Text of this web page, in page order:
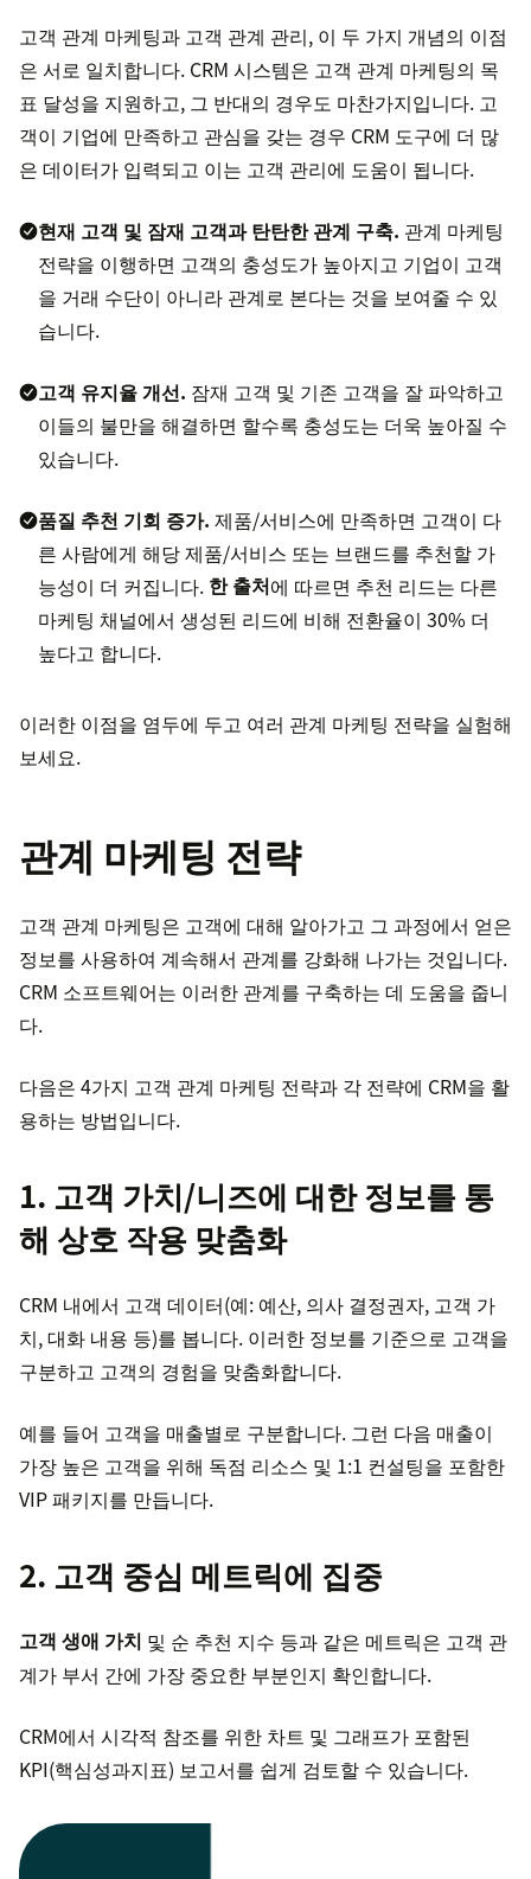
고객 관계 마케팅과 고객 관계 관리, 이 두 가지 개념의 이점
은 서로 일치합니다. CRM 시스템은 고객 관계 마케팅의 목
표 달성을 지원하고, 그 반대의 경우도 마찬가지입니다. 고
객이 기업에 만족하고 관심을 갖는 경우 CRM 도구에 더 많
은 데이터가 입력되고 이는 고객 관리에 도움이 됩니다.
현재 고객 및 잠재 고객과 탄탄한 관계 구축. 관계 마케팅
전략을 이행하면 고객의 충성도가 높아지고 기업이 고객
을 거래 수단이 아니라 관계로 본다는 것을 보여줄 수 있
습니다.
고객 유지율 개선. 잠재 고객 및 기존 고객을 잘 파악하고
이들의 불만을 해결하면 할수록 충성도는 더욱 높아질 수
있습니다.
품질 추천 기회 증가. 제품/서비스에 만족하면 고객이 다
른 사람에게 해당 제품/서비스 또는 브랜드를 추천할 가
능성이 더 커집니다. 한 출처에 따르면 추천 리드는 다른
마케팅 채널에서 생성된 리드에 비해 전환율이 30% 더
높다고 합니다.
이러한 이점을 염두에 두고 여러 관계 마케팅 전략을 실험해
보세요.
관계 마케팅 전략
고객 관계 마케팅은 고객에 대해 알아가고 그 과정에서 얻은
정보를 사용하여 계속해서 관계를 강화해 나가는 것입니다.
CRM 소프트웨어는 이러한 관계를 구축하는 데 도움을 줍니
다.
다음은 4가지 고객 관계 마케팅 전략과 각 전략에 CRM을 활
용하는 방법입니다.
1. 고객 가치/니즈에 대한 정보를 통
해 상호 작용 맞춤화
CRM 내에서 고객 데이터(예: 예산, 의사 결정권자, 고객 가
치, 대화 내용 등)를 봅니다. 이러한 정보를 기준으로 고객을
구분하고 고객의 경험을 맞춤화합니다.
예를 들어 고객을 매출별로 구분합니다. 그런 다음 매출이
가장 높은 고객을 위해 독점 리소스 및 1:1 컨설팅을 포함한
VIP 패키지를 만듭니다.
2. 고객 중심 메트릭에 집중
고객 생애 가치 및 순 추천 지수 등과 같은 메트릭은 고객 관
계가 부서 간에 가장 중요한 부분인지 확인합니다.
CRM에서 시각적 참조를 위한 차트 및 그래프가 포함된
KPI(핵심성과지표) 보고서를 쉽게 검토할 수 있습니다.